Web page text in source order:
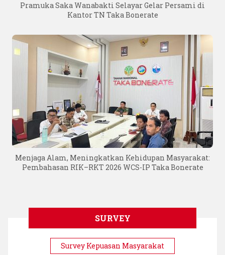
Pramuka Saka Wanabakti Selayar Gelar Persami di
Kantor TN Taka Bonerate
Menjaga Alam, Meningkatkan Kehidupan Masyarakat:
Pembahasan RIK–RKT 2026 WCS-IP Taka Bonerate
SURVEY
Survey Kepuasan Masyarakat